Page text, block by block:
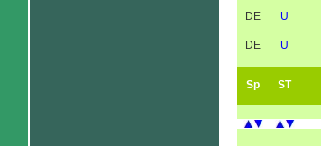
DE U
DE U
Sp ST